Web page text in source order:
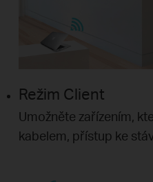
Režim Client
Umožněte zařízením,
kabelem, přístup ke